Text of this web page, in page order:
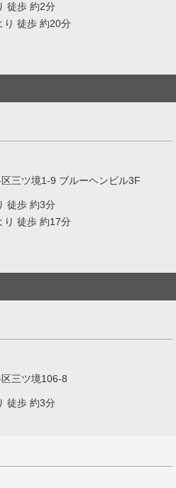
徒歩 約2分
り 徒歩 約20分
三ツ境1-9 ブルーヘンビル3F
徒歩 約3分
り 徒歩 約17分
三ツ境106-8
徒歩 約3分